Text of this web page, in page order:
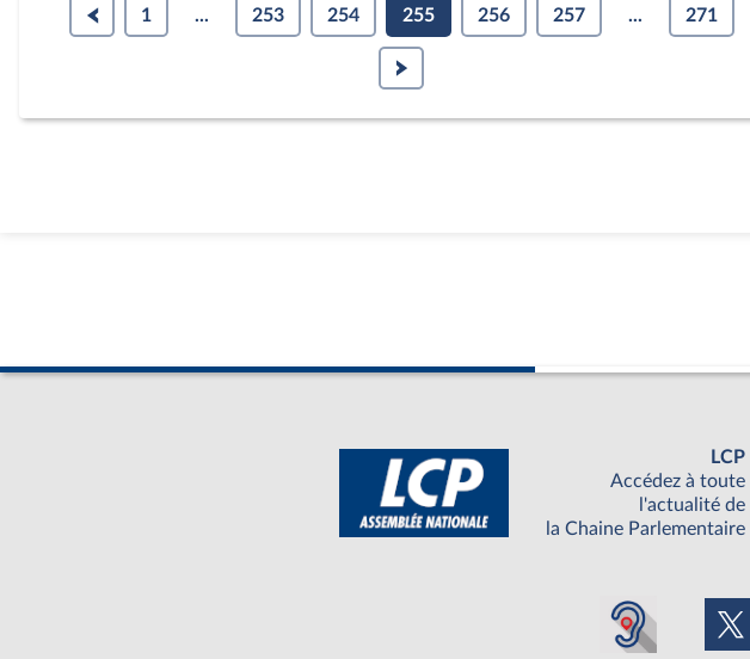
1 ... 253 254 255 256 257 ... 271
LCP
Accédez à toute
l'actualité de
la Chaine Parlementaire